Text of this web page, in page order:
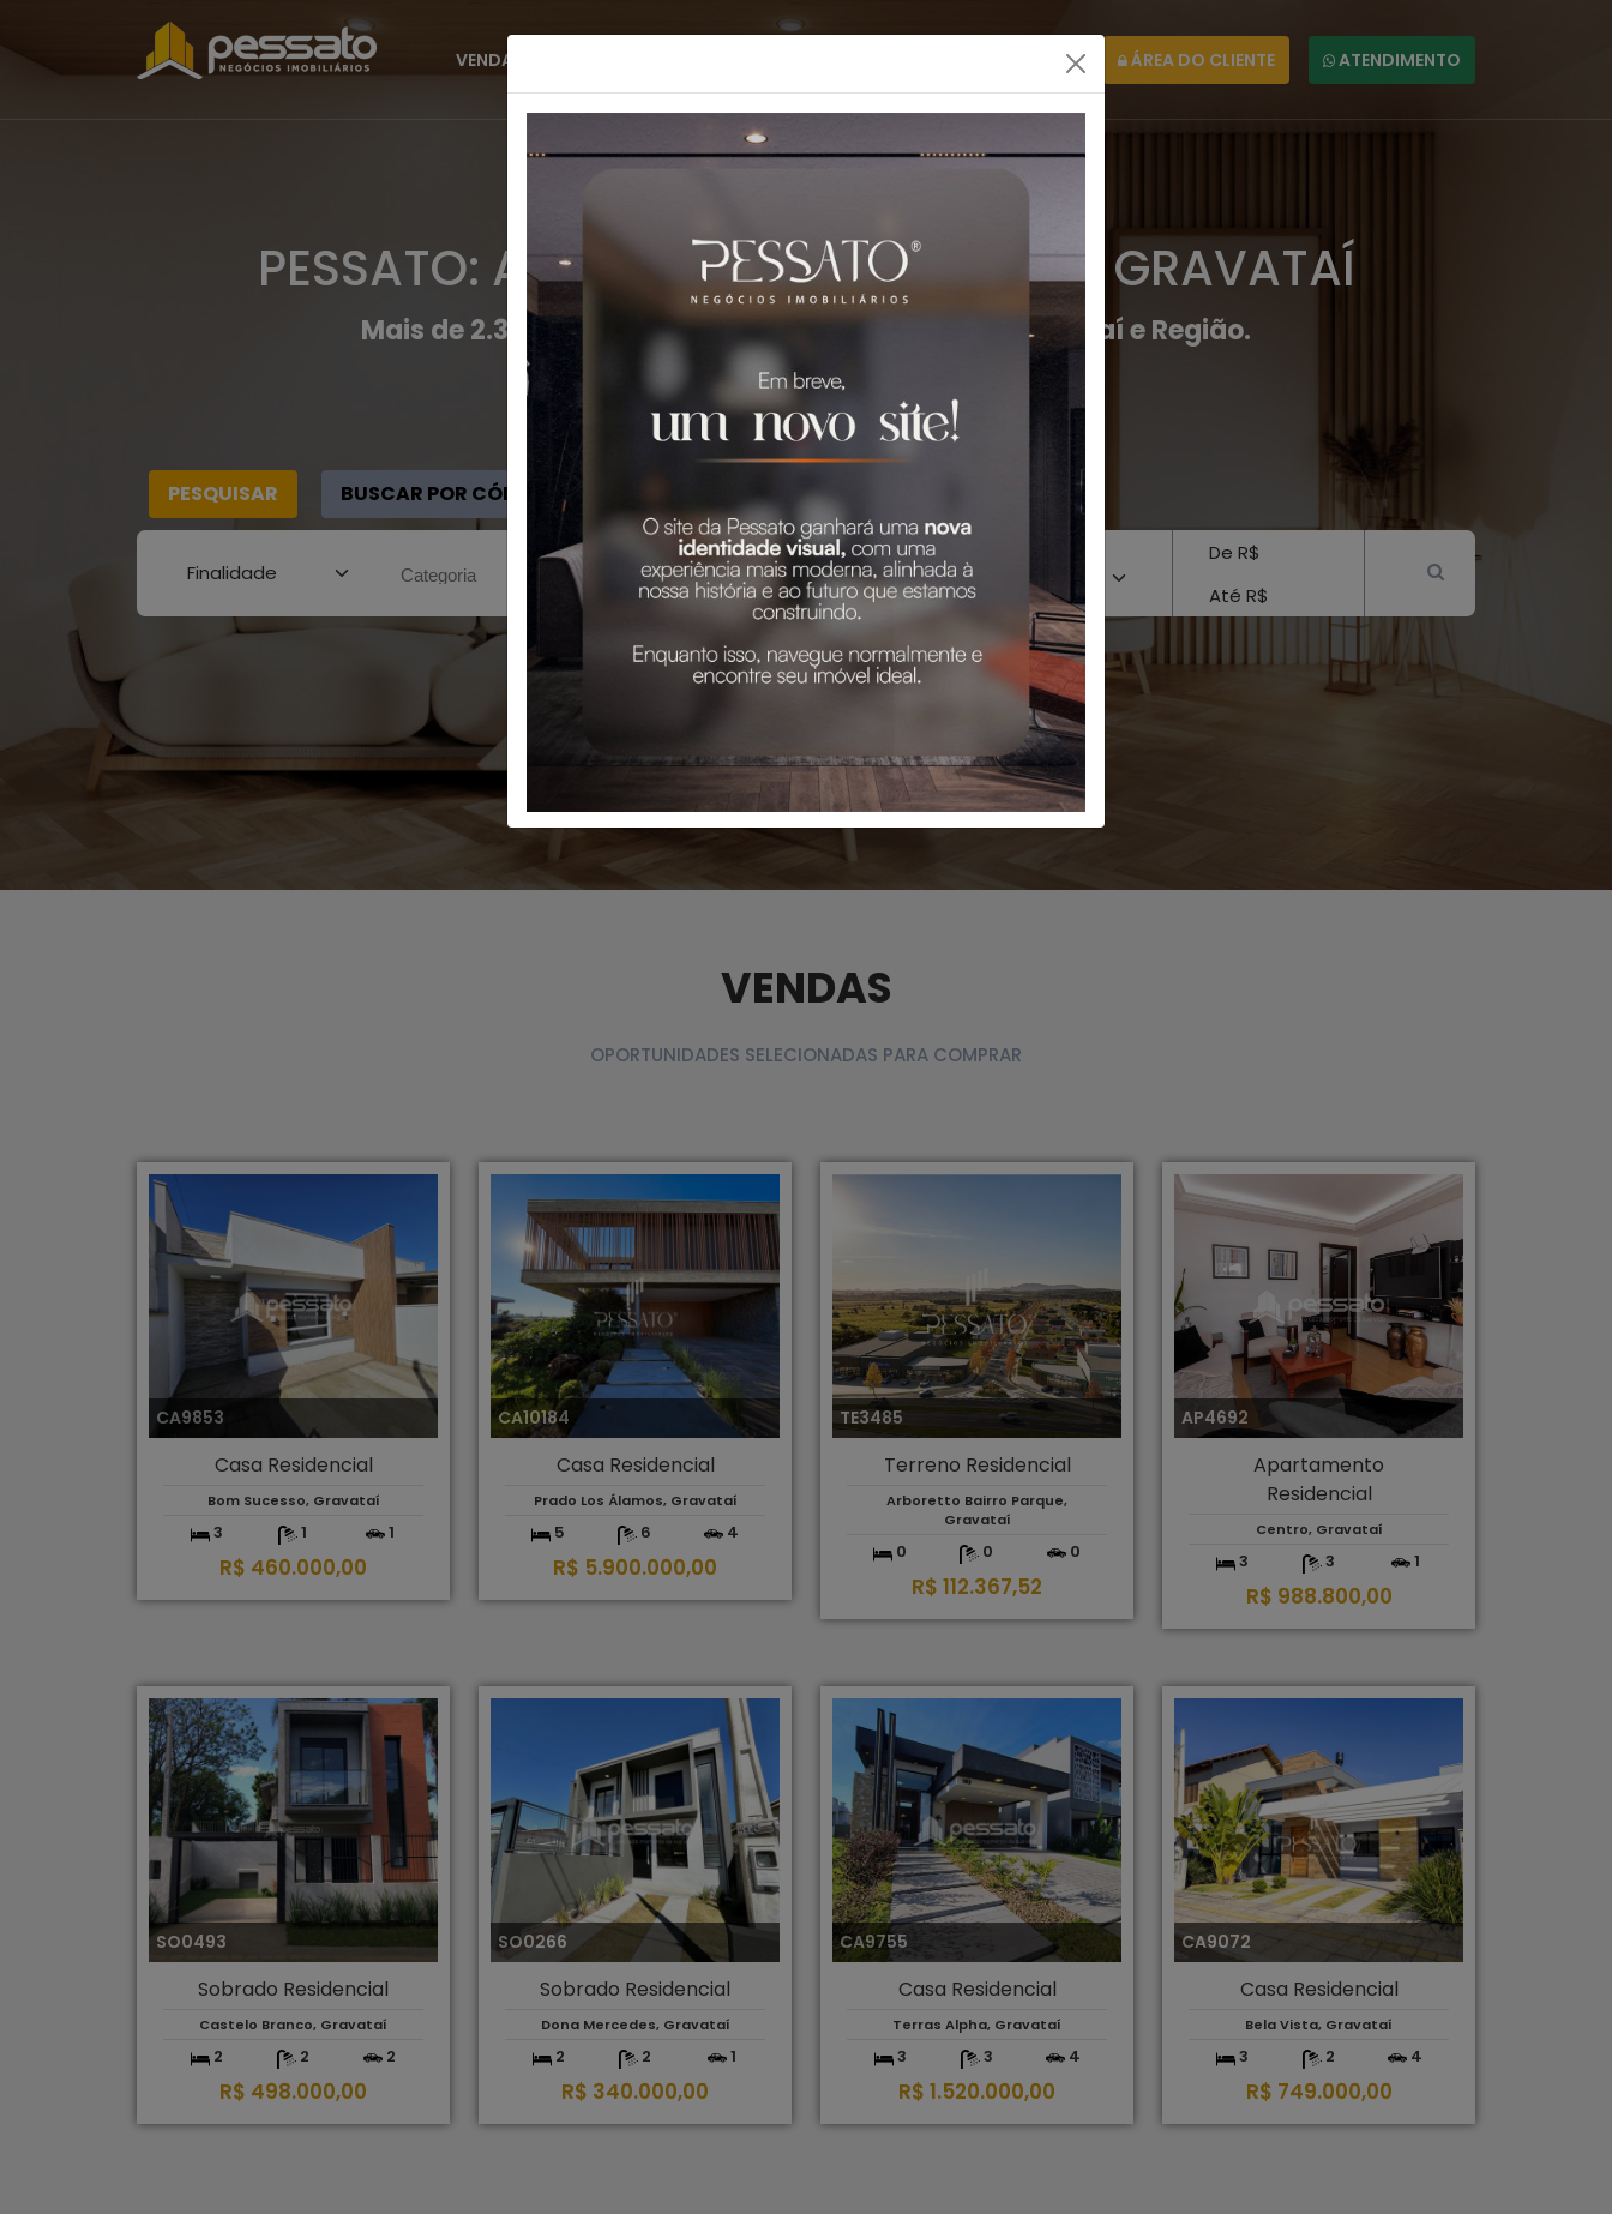
VENDAS ÁREA DO CLIENTE ATENDIMENTO
PESSATO: A MELHOR IMOBILIÁRIA EM GRAVATAÍ
Mais de 2.300 Imóveis para Venda e Aluguel em Gravataí e Região.
PESQUISAR BUSCAR POR CÓDIGO
VENDAS
OPORTUNIDADES SELECIONADAS PARA COMPRAR
CA9853
Casa Residencial
Bom Sucesso, Gravataí
3 1 1
R$ 460.000,00
CA10184
Casa Residencial
Prado Los Álamos, Gravataí
5 6 4
R$ 5.900.000,00
TE3485
Terreno Residencial
Arboretto Bairro Parque,
Gravataí
0 0 0
R$ 112.367,52
AP4692
Apartamento
Residencial
Centro, Gravataí
3 3 1
R$ 988.800,00
SO0493
Sobrado Residencial
Castelo Branco, Gravataí
2 2 2
R$ 498.000,00
SO0266
Sobrado Residencial
Dona Mercedes, Gravataí
2 2 1
R$ 340.000,00
CA9755
Casa Residencial
Terras Alpha, Gravataí
3 3 4
R$ 1.520.000,00
CA9072
Casa Residencial
Bela Vista, Gravataí
3 2 4
R$ 749.000,00